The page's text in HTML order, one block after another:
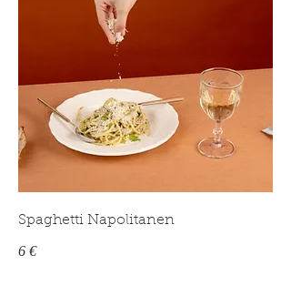
Spaghetti Napolitanen
6 €